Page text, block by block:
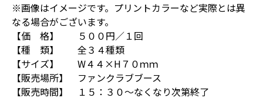
※画像はイメージです。プリントカラーなど実際とは異
なる場合がございます。
【価 格】 ５００円／１回
【種 類】 全３４種類
【サイズ】 W４４×H７０ｍｍ
【販売場所】 ファンクラブブース
【販売時間】 １５：３０～なくなり次第終了